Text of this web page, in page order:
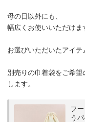
母の日以外にも、
幅広くお使いいただけま
お選びいただいたアイテ
別売りの巾着袋をご希
します。
フ
う